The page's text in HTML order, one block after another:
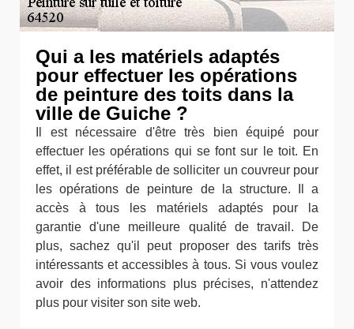
Qui a les matériels adaptés
pour effectuer les opérations
de peinture des toits dans la
ville de Guiche ?
Il est nécessaire d'être très bien équipé pour
effectuer les opérations qui se font sur le toit. En
effet, il est préférable de solliciter un couvreur pour
les opérations de peinture de la structure. Il a
accès à tous les matériels adaptés pour la
garantie d'une meilleure qualité de travail. De
plus, sachez qu'il peut proposer des tarifs très
intéressants et accessibles à tous. Si vous voulez
avoir des informations plus précises, n'attendez
plus pour visiter son site web.